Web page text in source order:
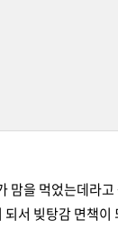
맘을 먹었는데라
서 빚탕감 면책이